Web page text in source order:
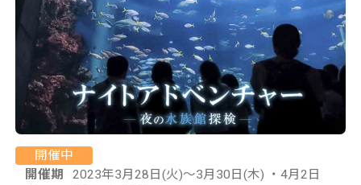
開催中
開催期
2023年3月28日(火)～3月30日(木) ・4月2日